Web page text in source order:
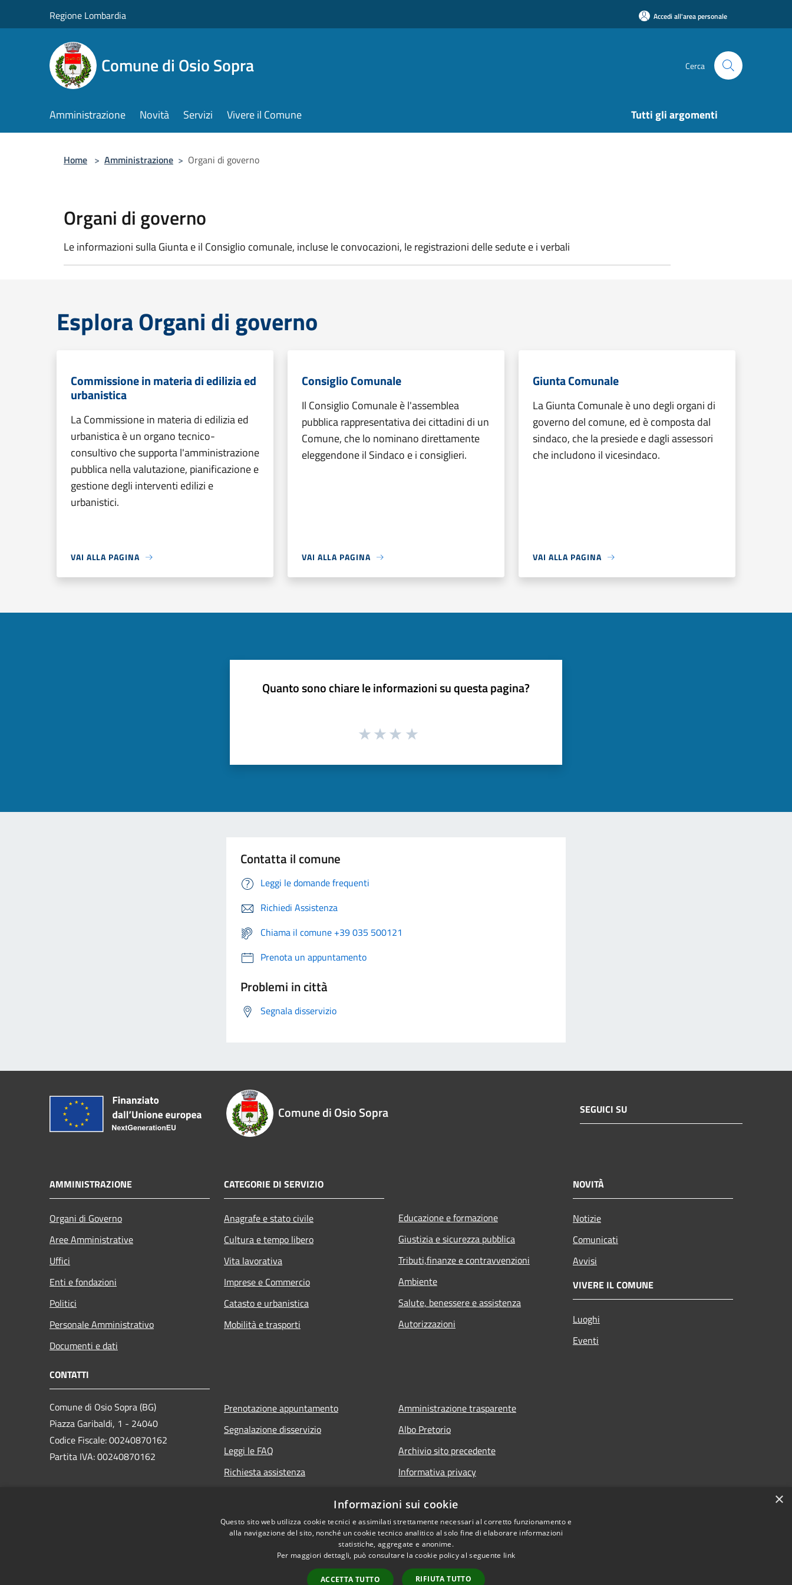
Regione Lombardia Accedi all'area personale
Comune di Osio Sopra Cerca
Amministrazione Novità Servizi Vivere il Comune Tutti gli argomenti
Home > Amministrazione > Organi di governo
Organi di governo
Le informazioni sulla Giunta e il Consiglio comunale, incluse le convocazioni, le registrazioni delle sedute e i verbali
Esplora Organi di governo
Commissione in materia di edilizia ed
urbanistica
La Commissione in materia di edilizia ed
urbanistica è un organo tecnico-
consultivo che supporta l'amministrazione
pubblica nella valutazione, pianificazione e
gestione degli interventi edilizi e
urbanistici.
VAI ALLA PAGINA
Consiglio Comunale
Il Consiglio Comunale è l'assemblea
pubblica rappresentativa dei cittadini di un
Comune, che lo nominano direttamente
eleggendone il Sindaco e i consiglieri.
VAI ALLA PAGINA
Giunta Comunale
La Giunta Comunale è uno degli organi di
governo del comune, ed è composta dal
sindaco, che la presiede e dagli assessori
che includono il vicesindaco.
VAI ALLA PAGINA
Quanto sono chiare le informazioni su questa pagina?
Contatta il comune
Leggi le domande frequenti
Richiedi Assistenza
Chiama il comune +39 035 500121
Prenota un appuntamento
Problemi in città
Segnala disservizio
Comune di Osio Sopra SEGUICI SU
AMMINISTRAZIONE
Organi di Governo
Aree Amministrative
Uffici
Enti e fondazioni
Politici
Personale Amministrativo
Documenti e dati
CATEGORIE DI SERVIZIO
Anagrafe e stato civile
Cultura e tempo libero
Vita lavorativa
Imprese e Commercio
Catasto e urbanistica
Mobilità e trasporti
Educazione e formazione
Giustizia e sicurezza pubblica
Tributi,finanze e contravvenzioni
Ambiente
Salute, benessere e assistenza
Autorizzazioni
NOVITÀ
Notizie
Comunicati
Avvisi
VIVERE IL COMUNE
Luoghi
Eventi
CONTATTI
Comune di Osio Sopra (BG)
Piazza Garibaldi, 1 - 24040
Codice Fiscale: 00240870162
Partita IVA: 00240870162
Prenotazione appuntamento
Segnalazione disservizio
Leggi le FAQ
Richiesta assistenza
Amministrazione trasparente
Albo Pretorio
Archivio sito precedente
Informativa privacy
×
Informazioni sui cookie
Questo sito web utilizza cookie tecnici e assimilati strettamente necessari al corretto funzionamento e
alla navigazione del sito, nonché un cookie tecnico analitico al solo fine di elaborare informazioni
statistiche, aggregate e anonime.
Per maggiori dettagli, può consultare la cookie policy al seguente link
ACCETTA TUTTO RIFIUTA TUTTO